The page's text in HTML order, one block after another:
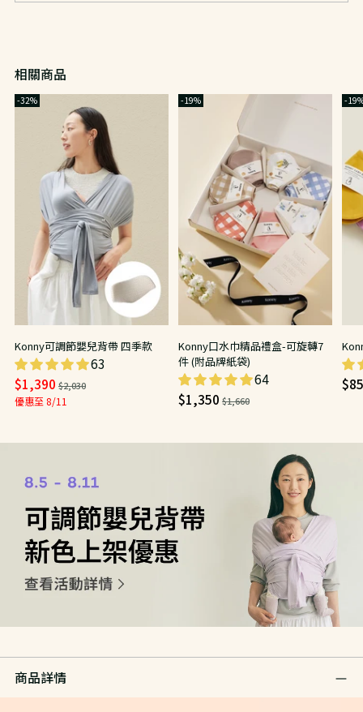
相關商品
-32%
Konny可調節嬰兒背帶 四季款
63
日
常
$1,390 $2,030
優惠至 8/11
-19%
Konny口水巾精品禮盒-可旋轉7
件 (附品牌紙袋)
64
日
$1,350 $1,660
-
日
to
your
cart
商品詳情